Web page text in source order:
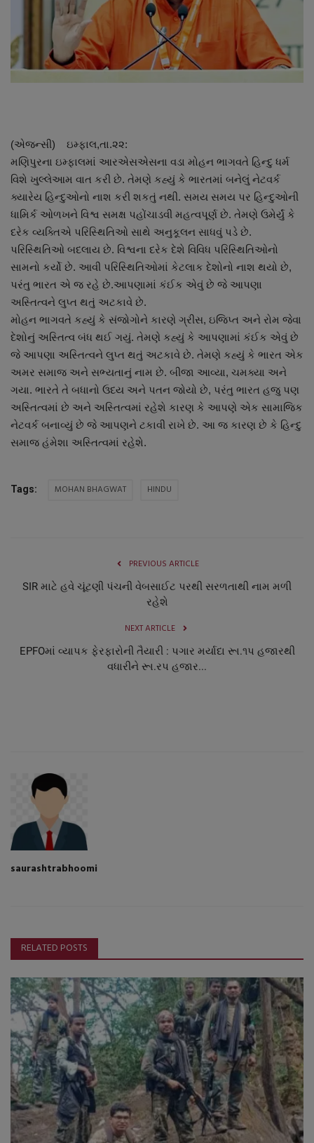
About Author
Contact
Dipotsav Special
રાષ્ટ્રીય
ગુજરાત
જુનાગઢ
Support US
બજારના સમાચાર
નાણાંકીય સમાચાર
સ્થાનિક સમાચાર
સ્પોર્ટ્સ
રાશિફળ
(એજન્સી) ઇમ્ફાલ,તા.૨૨:
મણિપુરના ઇમ્ફાલમાં આરએસએસના વડા મોહન ભાગવતે હિન્દુ ધર્મ
વિશે ખુલ્લેઆમ વાત કરી છે. તેમણે કહ્યું કે ભારતમાં બનેલું નેટવર્ક
ક્યારેય હિન્દુઓનો નાશ કરી શકતું નથી. સમય સમય પર હિન્દુઓની
ધામિર્ક ઓળખને વિશ્વ સમક્ષ પહોંચાડવી મહત્વપૂર્ણ છે. તેમણે ઉમેર્યું કે
દરેક વ્યક્તિએ પરિસ્થિતિઓ સાથે અનુકૂલન સાધવું પડે છે.
પરિસ્થિતિઓ બદલાય છે. વિશ્વના દરેક દેશે વિવિધ પરિસ્થિતિઓનો
સામનો કર્યો છે. આવી પરિસ્થિતિઓમાં કેટલાક દેશોનો નાશ થયો છે,
પરંતુ ભારત એ જ રહે છે.આપણામાં કંઈક એવું છે જે આપણા
અસ્તિત્વને લુપ્ત થતું અટકાવે છે.
મોહન ભાગવતે કહ્યું કે સંજોગોને કારણે ગ્રીસ, ઇજિપ્ત અને રોમ જેવા
દેશોનું અસ્તિત્વ બંધ થઈ ગયું. તેમણે કહ્યું કે આપણામાં કંઈક એવું છે
જે આપણા અસ્તિત્વને લુપ્ત થતું અટકાવે છે. તેમણે કહ્યું કે ભારત એક
અમર સમાજ અને સભ્યતાનું નામ છે. બીજા આવ્યા, ચમક્યા અને
ગયા. ભારતે તે બધાનો ઉદય અને પતન જોયો છે, પરંતુ ભારત હજુ પણ
અસ્તિત્વમાં છે અને અસ્તિત્વમાં રહેશે કારણ કે આપણે એક સામાજિક
નેટવર્ક બનાવ્યું છે જે આપણને ટકાવી રાખે છે. આ જ કારણ છે કે હિન્દુ
સમાજ હંમેશા અસ્તિત્વમાં રહેશે.
Tags: MOHAN BHAGWAT HINDU
PREVIOUS ARTICLE
SIR માટે હવે ચૂંટણી પંચની વેબસાઈટ પરથી સરળતાથી નામ મળી
રહેશે
NEXT ARTICLE
EPFOમાં વ્યાપક ફેરફારોની તૈયારી : પગાર મર્યાદા રૂા.૧પ હજારથી
વધારીને રૂા.રપ હજાર...
saurashtrabhoomi
RELATED POSTS